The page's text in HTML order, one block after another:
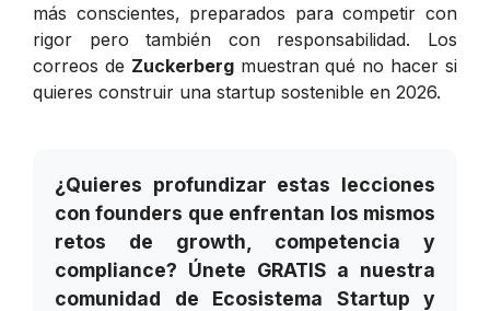
más conscientes, preparados para competir con
rigor pero también con responsabilidad. Los
correos de Zuckerbergmuestran qué no hacer si
quieres construir una startup sostenible en 2026.
¿Quieres profundizar estas lecciones
con founders que enfrentan los mismos
retos de growth, competencia y
compliance? Únete GRATIS a nuestra
comunidad de Ecosistema Startup y